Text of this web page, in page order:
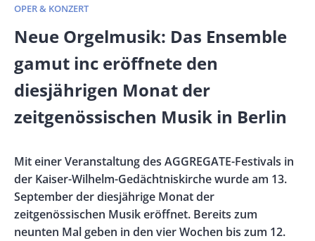
OPER & KONZERT
Banner
Size
Neue Orgelmusik: Das Ensemble
gamut inc eröffnete den
diesjährigen Monat der
zeitgenössischen Musik in Berlin
Vorspann
/
Teaser
Mit einer Veranstaltung des AGGREGATE-Festivals in
der Kaiser-Wilhelm-Gedächtniskirche wurde am 13.
September der diesjährige Monat der
zeitgenössischen Musik eröffnet. Bereits zum
neunten Mal geben in den vier Wochen bis zum 12.